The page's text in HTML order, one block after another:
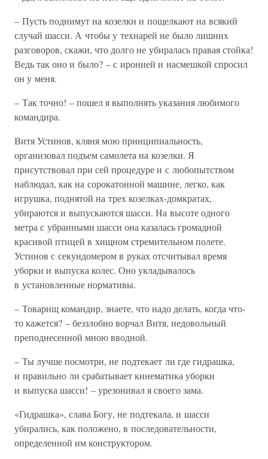
– Пусть поднимут на козелки и пощелкают на всякий
случай шасси. А чтобы у технарей не было лишних
разговоров, скажи, что долго не убиралась правая стойка!
Ведь так оно и было? – с иронией и насмешкой спросил
он у меня.
– Так точно! – пошел я выполнять указания любимого
командира.
Витя Устинов, кляня мою принципиальность,
организовал подъем самолета на козелки. Я
присутствовал при сей процедуре и с любопытством
наблюдал, как на сорокатонной машине, легко, как
игрушка, поднятой на трех козелках-домкратах,
убираются и выпускаются шасси. На высоте одного
метра с убранными шасси она казалась громадной
красивой птицей в хищном стремительном полете.
Устинов с секундомером в руках отсчитывал время
уборки и выпуска колес. Оно укладывалось
в установленные нормативы.
– Товарищ командир, знаете, что надо делать, когда что-
то кажется? – беззлобно ворчал Витя, недовольный
преподнесенной мною вводной.
– Ты лучше посмотри, не подтекает ли где гидрашка,
и правильно ли срабатывает кинематика уборки
и выпуска шасси! – урезонивал я своего зама.
«Гидрашка», слава Богу, не подтекала, и шасси
убирались, как положено, в последовательности,
определенной им конструктором.